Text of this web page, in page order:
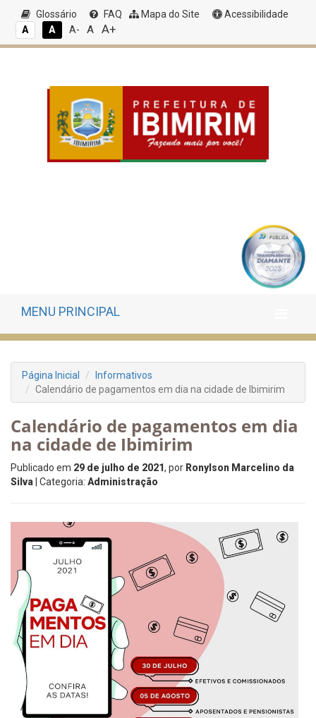
Glossário FAQ Mapa do Site
Acessibilidade
A
A A- A A+
MENU PRINCIPAL
Página Inicial
Informativos
Calendário de pagamentos em dia na cidade de Ibimirim
Calendário de pagamentos em dia
na cidade de Ibimirim
Publicado em 29 de julho de 2021, por Ronylson Marcelino da
Silva | Categoria: Administração